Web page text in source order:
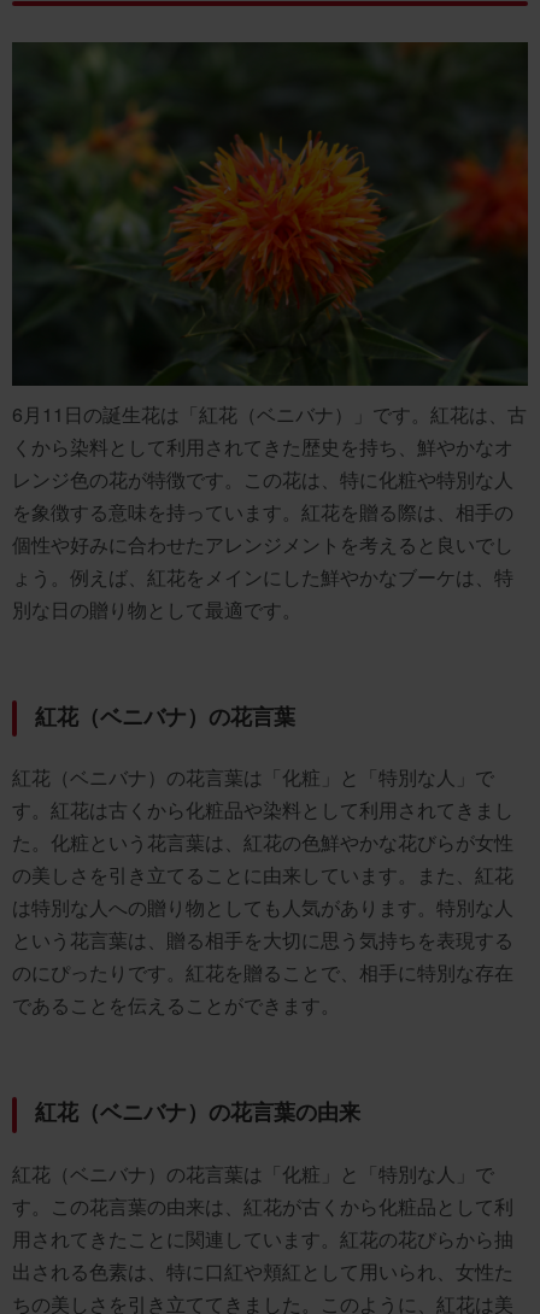
6月11日の誕生花は「紅花（ベニバナ）」です。紅花は、古
くから染料として利用されてきた歴史を持ち、鮮やかなオ
レンジ色の花が特徴です。この花は、特に化粧や特別な人
を象徴する意味を持っています。紅花を贈る際は、相手の
個性や好みに合わせたアレンジメントを考えると良いでし
ょう。例えば、紅花をメインにした鮮やかなブーケは、特
別な日の贈り物として最適です。
紅花（ベニバナ）の花言葉
紅花（ベニバナ）の花言葉は「化粧」と「特別な人」で
す。紅花は古くから化粧品や染料として利用されてきまし
た。化粧という花言葉は、紅花の色鮮やかな花びらが女性
の美しさを引き立てることに由来しています。また、紅花
は特別な人への贈り物としても人気があります。特別な人
という花言葉は、贈る相手を大切に思う気持ちを表現する
のにぴったりです。紅花を贈ることで、相手に特別な存在
であることを伝えることができます。
紅花（ベニバナ）の花言葉の由来
紅花（ベニバナ）の花言葉は「化粧」と「特別な人」で
す。この花言葉の由来は、紅花が古くから化粧品として利
用されてきたことに関連しています。紅花の花びらから抽
出される色素は、特に口紅や頬紅として用いられ、女性た
ちの美しさを引き立ててきました。このように、紅花は美